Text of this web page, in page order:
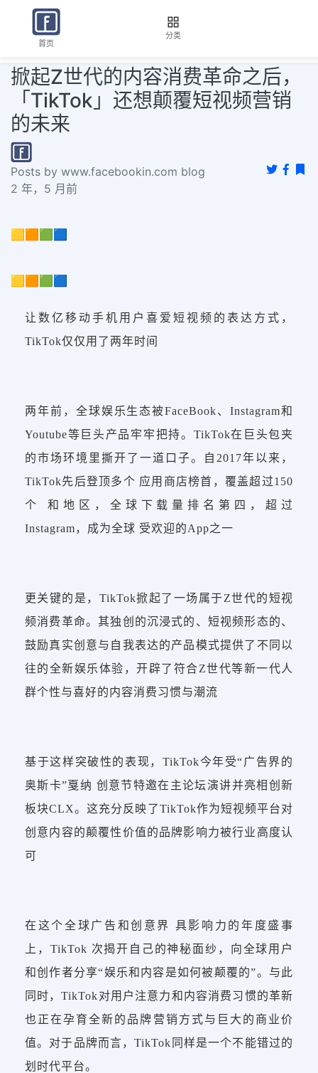
首页
分类
掀起Z世代的内容消费革命之后，
「TikTok」还想颠覆短视频营销
的未来
Posts by www.facebookin.com blog
2 年，5 月前
🟨🟧🟩🟦
🟨🟧🟩🟦
让数亿移动手机用户喜爱短视频的表达方式，
TikTok仅仅用了两年时间
两年前，全球娱乐生态被FaceBook、Instagram和
Youtube等巨头产品牢牢把持。TikTok在巨头包夹
的市场环境里撕开了一道口子。自2017年以来，
TikTok先后登顶多个 应用商店榜首，覆盖超过150
个 和地区，全球下载量排名第四，超过
Instagram，成为全球 受欢迎的App之一
更关键的是，TikTok掀起了一场属于Z世代的短视
频消费革命。其独创的沉浸式的、短视频形态的、
鼓励真实创意与自我表达的产品模式提供了不同以
往的全新娱乐体验，开辟了符合Z世代等新一代人
群个性与喜好的内容消费习惯与潮流
基于这样突破性的表现，TikTok今年受“广告界的
奥斯卡”戛纳 创意节特邀在主论坛演讲并亮相创新
板块CLX。这充分反映了TikTok作为短视频平台对
创意内容的颠覆性价值的品牌影响力被行业高度认
可
在这个全球广告和创意界 具影响力的年度盛事
上，TikTok 次揭开自己的神秘面纱，向全球用户
和创作者分享“娱乐和内容是如何被颠覆的”。与此
同时，TikTok对用户注意力和内容消费习惯的革新
也正在孕育全新的品牌营销方式与巨大的商业价
值。对于品牌而言，TikTok同样是一个不能错过的
划时代平台。